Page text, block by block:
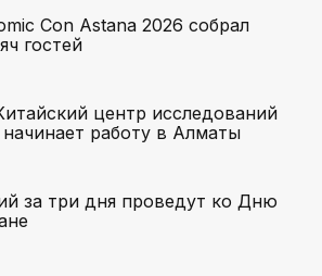
Con Astana 2026 собрал
гостей
центр исследований
работу в Алматы
за три дня проведут ко Дню